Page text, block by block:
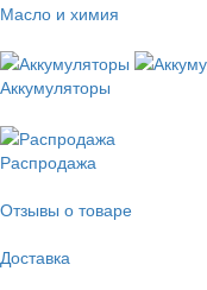
Масло и химия
Аккумуляторы
Распродажа
Отзывы о товаре
Доставка